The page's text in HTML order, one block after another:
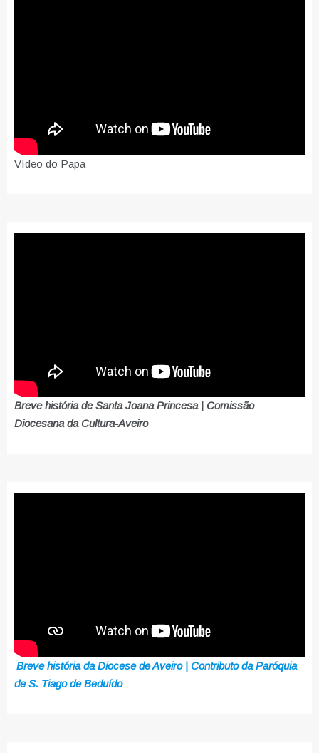
Vídeo do Papa
Breve história de Santa Joana Princesa | Comissão
Diocesana da Cultura-Aveiro
Breve história da Diocese de Aveiro | Contributo da Paróquia
de S. Tiago de Beduído